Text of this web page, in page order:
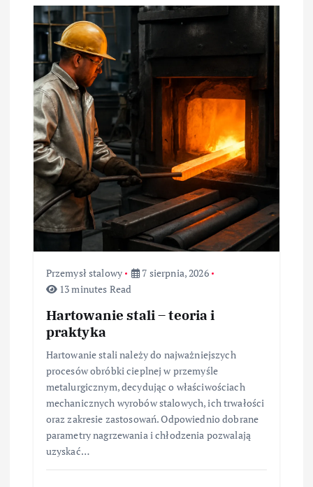
a
c
a
w
p
s
Przemysł stalowy
7 sierpnia, 2026
13 minutes Read
Hartowanie stali – teoria i
praktyka
Hartowanie stali należy do najważniejszych
procesów obróbki cieplnej w przemyśle
metalurgicznym, decydując o właściwościach
mechanicznych wyrobów stalowych, ich trwałości
oraz zakresie zastosowań. Odpowiednio dobrane
parametry nagrzewania i chłodzenia pozwalają
uzyskać…